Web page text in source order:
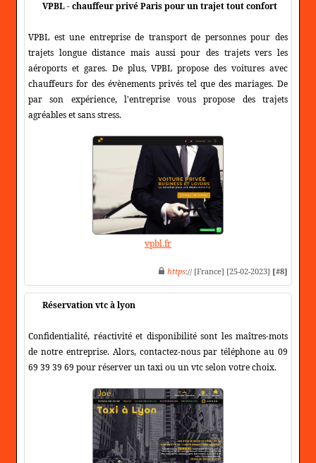
VPBL - chauffeur privé Paris pour un trajet tout confort
VPBL est une entreprise de transport de personnes pour des
trajets longue distance mais aussi pour des trajets vers les
aéroports et gares. De plus, VPBL propose des voitures avec
chauffeurs for des évènements privés tel que des mariages. De
par son expérience, l'entreprise vous propose des trajets
agréables et sans stress.
vpbl.fr
https:// [France] [25-02-2023] [#8]
Réservation vtc à lyon
Confidentialité, réactivité et disponibilité sont les maîtres-mots
de notre entreprise. Alors, contactez-nous par téléphone au 09
69 39 39 69 pour réserver un taxi ou un vtc selon votre choix.